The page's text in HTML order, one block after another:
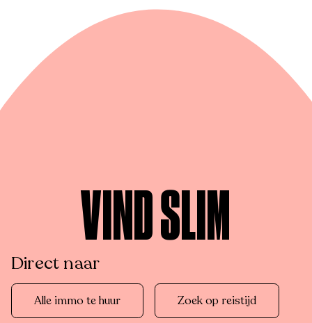
VIND SLIM
Direct naar
Alle immo te huur Zoek op reistijd